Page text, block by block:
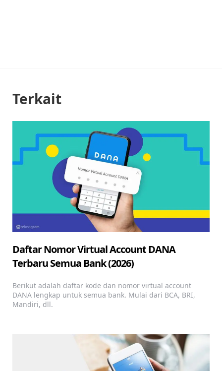
Terkait
Daftar Nomor Virtual Account DANA
Terbaru Semua Bank (2026)
Berikut adalah daftar kode dan nomor virtual account
DANA lengkap untuk semua bank. Mulai dari BCA, BRI,
Mandiri, dll.